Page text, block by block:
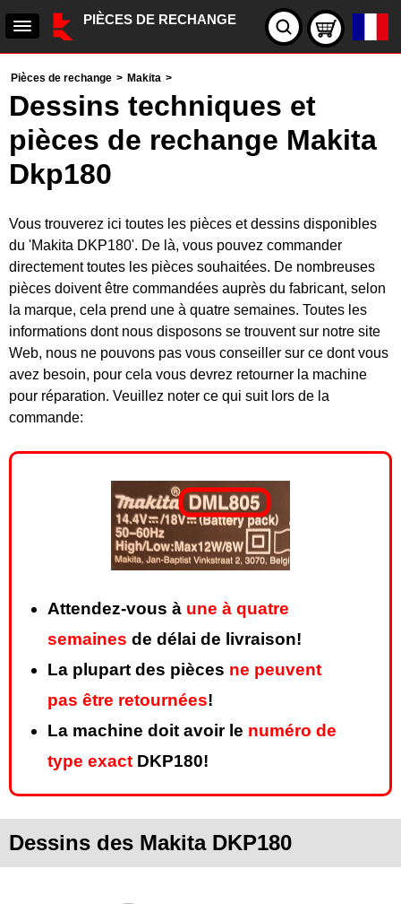
PIÈCES DE RECHANGE
Pièces de rechange > Makita >
Dessins techniques et
pièces de rechange Makita
Dkp180
Vous trouverez ici toutes les pièces et dessins disponibles
du 'Makita DKP180'. De là, vous pouvez commander
directement toutes les pièces souhaitées. De nombreuses
pièces doivent être commandées auprès du fabricant, selon
la marque, cela prend une à quatre semaines. Toutes les
informations dont nous disposons se trouvent sur notre site
Web, nous ne pouvons pas vous conseiller sur ce dont vous
avez besoin, pour cela vous devrez retourner la machine
pour réparation. Veuillez noter ce qui suit lors de la
commande:
Attendez-vous à une à quatre
semaines de délai de livraison!
La plupart des pièces ne peuvent
pas être retournées!
La machine doit avoir le numéro de
type exact DKP180!
Dessins des Makita DKP180